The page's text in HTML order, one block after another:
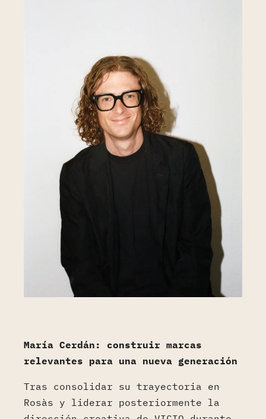
María Cerdán: construir marcas
relevantes para una nueva generación
Tras consolidar su trayectoria en
Rosàs y liderar posteriormente la